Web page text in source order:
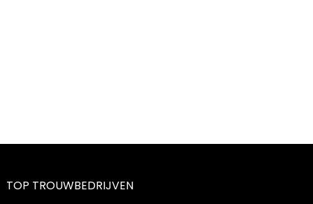
TOP TROUWBEDRIJVEN